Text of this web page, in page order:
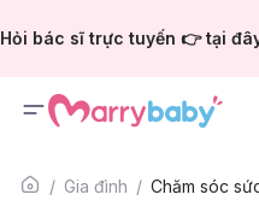
Hỏi bác sĩ trực tuyến 👉 tại
Gia đình